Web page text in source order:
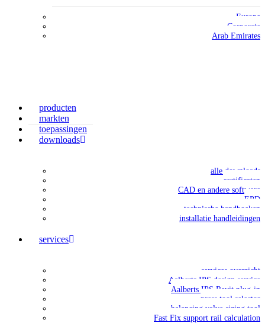
Europe
Corporate
Arab Emirates
producten
markten
toepassingen
downloads
alle downloads
certificaten
CAD en andere software
EPD
technische handboeken
installatie handleidingen
services
services overzicht
Aalberts IPS design service
Aalberts IPS Revit plug-in
press tool selector
balancing valve sizing tool
Fast Fix support rail calculation